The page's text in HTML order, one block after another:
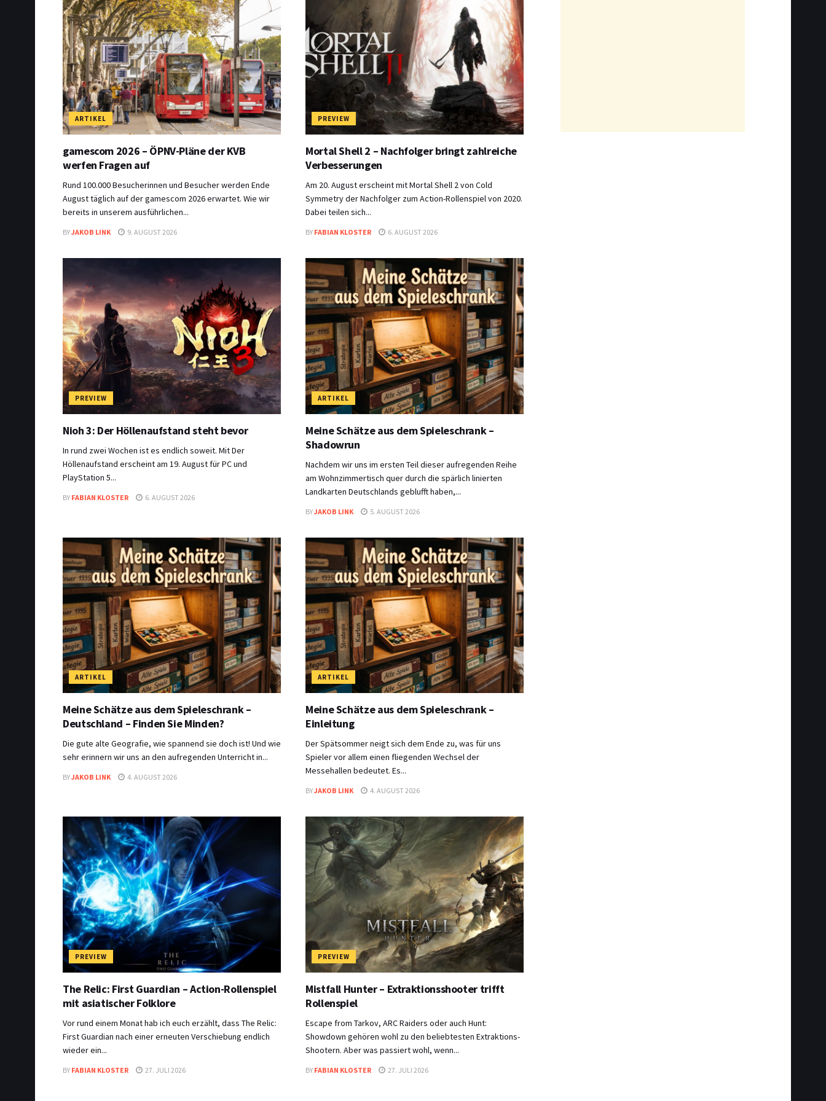
ARTIKEL
gamescom 2026 – ÖPNV-Pläne der KVB
werfen Fragen auf
Rund 100.000 Besucherinnen und Besucher werden Ende
August täglich auf der gamescom 2026 erwartet. Wie wir
bereits in unserem ausführlichen...
BYJAKOB LINK 9. AUGUST 2026
PREVIEW
Mortal Shell 2 – Nachfolger bringt zahlreiche
Verbesserungen
Am 20. August erscheint mit Mortal Shell 2 von Cold
Symmetry der Nachfolger zum Action-Rollenspiel von 2020.
Dabei teilen sich...
BY FABIAN KLOSTER 6. AUGUST 2026
PREVIEW
Nioh 3: Der Höllenaufstand steht bevor
In rund zwei Wochen ist es endlich soweit. Mit Der
Höllenaufstand erscheint am 19. August für PC und
PlayStation 5...
BY FABIAN KLOSTER 6. AUGUST 2026
ARTIKEL
Meine Schätze aus dem Spieleschrank –
Shadowrun
Nachdem wir uns im ersten Teil dieser aufregenden Reihe
am Wohnzimmertisch quer durch die spärlich linierten
Landkarten Deutschlands geblufft haben,...
BYJAKOB LINK 5. AUGUST 2026
ARTIKEL
Meine Schätze aus dem Spieleschrank –
Deutschland – Finden Sie Minden?
Die gute alte Geografie, wie spannend sie doch ist! Und wie
sehr erinnern wir uns an den aufregenden Unterricht in...
BYJAKOB LINK 4. AUGUST 2026
ARTIKEL
Meine Schätze aus dem Spieleschrank –
Einleitung
Der Spätsommer neigt sich dem Ende zu, was für uns
Spieler vor allem einen fliegenden Wechsel der
Messehallen bedeutet. Es...
BYJAKOB LINK 4. AUGUST 2026
PREVIEW
The Relic: First Guardian – Action-Rollenspiel
mit asiatischer Folklore
Vor rund einem Monat hab ich euch erzählt, dass The Relic:
First Guardian nach einer erneuten Verschiebung endlich
wieder ein...
BY FABIAN KLOSTER 27. JULI 2026
PREVIEW
Mistfall Hunter – Extraktionsshooter trifft
Rollenspiel
Escape from Tarkov, ARC Raiders oder auch Hunt:
Showdown gehören wohl zu den beliebtesten Extraktions-
Shootern. Aber was passiert wohl, wenn...
BY FABIAN KLOSTER 27. JULI 2026